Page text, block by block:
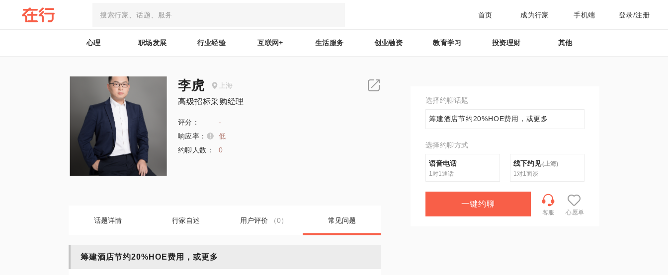
首页 成为行家 手机端 登录/注册
心理 职场发展 行业经验 互联网+ 生活服务 创业融资 教育学习 投资理财 其他
李虎 上海
高级招标采购经理
评分：
-
响应率：
低
约聊人数：
0
话题详情 行家自述 用户评价 （0） 常见问题
筹建酒店节约20%HOE费用，或更多
选择约聊话题
筹建酒店节约20%HOE费用，或更多
选择约聊方式
语音电话
1对1通话
线下约见(上海)
1对1面谈
一键约聊
客服 心愿单